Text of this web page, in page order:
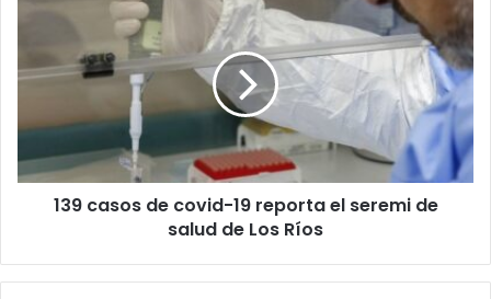
covid-
el
seremi
de
139 casos de covid-19 reporta el seremi de
salud de Los Ríos